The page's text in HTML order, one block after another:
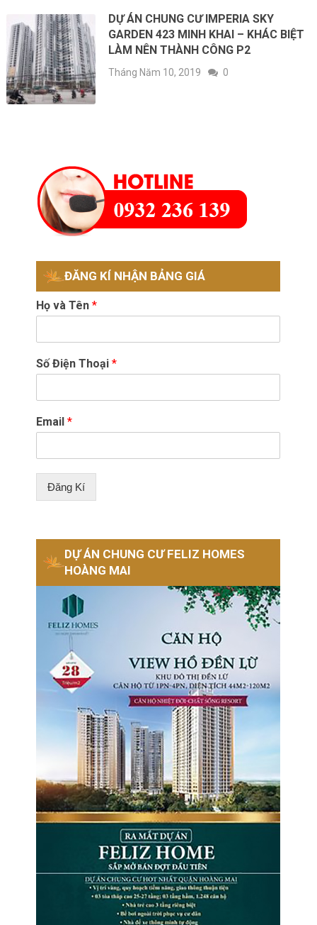
DỰ ÁN CHUNG CƯ IMPERIA SKY
GARDEN 423 MINH KHAI – KHÁC BIỆT
LÀM NÊN THÀNH CÔNG P2
Tháng Năm 10, 2019 0
ĐĂNG KÍ NHẬN BẢNG GIÁ
Họ và Tên*
Số Điện Thoại*
Email*
Đăng Kí
DỰ ÁN CHUNG CƯ FELIZ HOMES
HOÀNG MAI